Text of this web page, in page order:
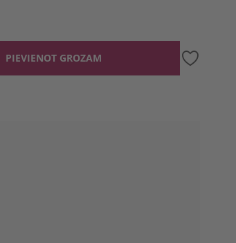
PIEVIENOT GROZAM